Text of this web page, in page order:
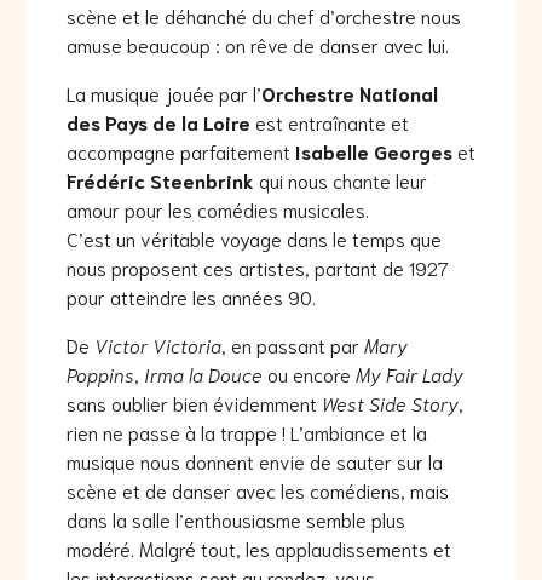
scène et le déhanché du chef d’orchestre nous
amuse beaucoup : on rêve de danser avec lui.
La musique jouée par l’Orchestre National
des Pays de la Loire est entraînante et
accompagne parfaitement Isabelle Georgeset
Frédéric Steenbrink qui nous chante leur
amour pour les comédies musicales.
C’est un véritable voyage dans le temps que
nous proposent ces artistes, partant de 1927
pour atteindre les années 90.
De Victor Victoria, en passant parMary
Poppins Irma la Douce ou encore My Fair Lady
sans oublier bien évidemment West Side Story,
rien ne passe à la trappe ! L’ambiance et la
musique nous donnent envie de sauter sur la
scène et de danser avec les comédiens, mais
dans la salle l’enthousiasme semble plus
modéré. Malgré tout, les applaudissements et